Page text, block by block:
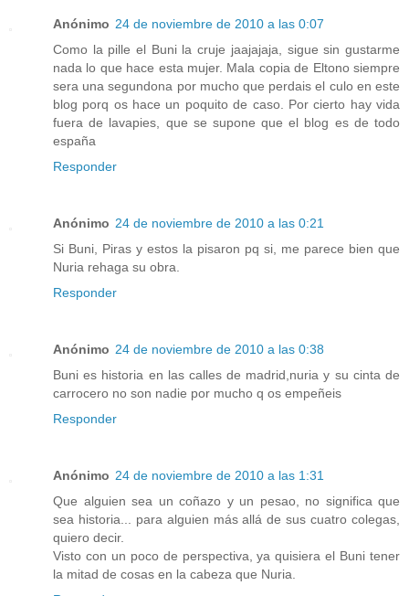
Anónimo 24 de noviembre de 2010 a las 0:07
Como la pille el Buni la cruje jaajajaja, sigue sin gustarme
nada lo que hace esta mujer. Mala copia de Eltono siempre
sera una segundona por mucho que perdais el culo en este
blog porq os hace un poquito de caso. Por cierto hay vida
fuera de lavapies, que se supone que el blog es de todo
españa
Responder
Anónimo 24 de noviembre de 2010 a las 0:21
Si Buni, Piras y estos la pisaron pq si, me parece bien que
Nuria rehaga su obra.
Responder
Anónimo 24 de noviembre de 2010 a las 0:38
Buni es historia en las calles de madrid,nuria y su cinta de
carrocero no son nadie por mucho q os empeñeis
Responder
Anónimo 24 de noviembre de 2010 a las 1:31
Que alguien sea un coñazo y un pesao, no significa que
sea historia... para alguien más allá de sus cuatro colegas,
quiero decir.
Visto con un poco de perspectiva, ya quisiera el Buni tener
la mitad de cosas en la cabeza que Nuria.